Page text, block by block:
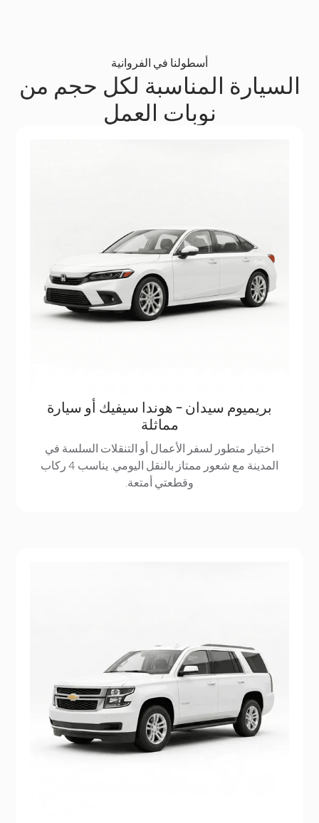
أسطولنا في الفروانية
السيارة المناسبة لكل حجم من
نوبات العمل
بريميوم سيدان - هوندا سيفيك أو سيارة
مماثلة
اختيار متطور لسفر الأعمال أو التنقلات السلسة في
المدينة مع شعور ممتاز بالنقل اليومي. يناسب 4 ركاب
وقطعتي أمتعة.